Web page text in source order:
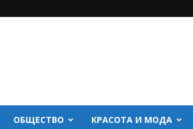
ОБЩЕСТВО КРАСОТА И МОДА